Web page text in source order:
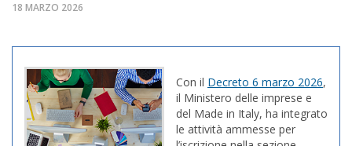
18 MARZO 2026
Con il Decreto 6 marzo 2026,
il Ministero delle imprese e
del Made in Italy, ha integrato
le attività ammesse per